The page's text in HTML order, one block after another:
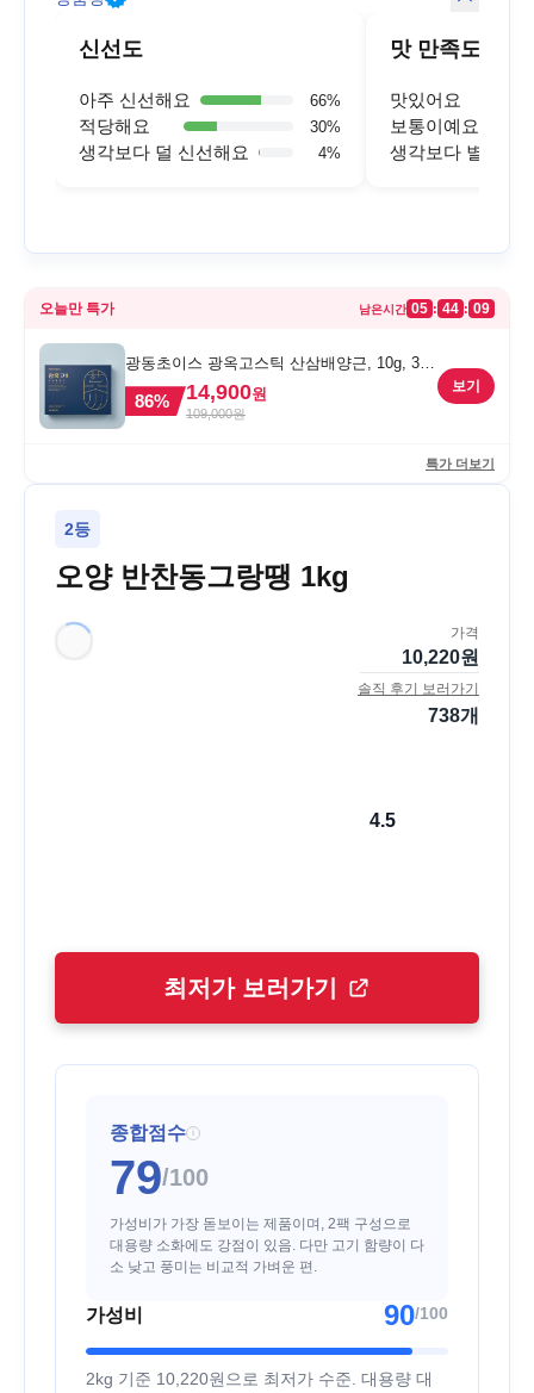
신선도
아주 신선해요 66%
적당해요 30%
생각보다 덜 신선해요 4%
맛 만족도
맛있어요
보통이예요
생각보다 별로예
오늘만 특가 남은시간 05 : 44 : 09
광동초이스 광옥고스틱 산삼배양근, 10g, 30
포, 1개
86% 14,900원
109,000원
보기
특가 더보기
2등
오양 반찬동그랑땡 1kg
가격
10,220원
솔직 후기 보러가기
738개
4.5
최저가 보러가기
종합점수 i
79/100
가성비가 가장 돋보이는 제품이며, 2팩 구성으로
대용량 소화에도 강점이 있음. 다만 고기 함량이 다
소 낮고 풍미는 비교적 가벼운 편.
가성비 90/100
2kg 기준 10,220원으로 최저가 수준. 대용량 대